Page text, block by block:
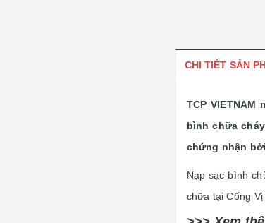
CHI TIẾT SẢN
TCP
bình chữa
chứng nhận
Nạp sạc bình
chữa tại Cống